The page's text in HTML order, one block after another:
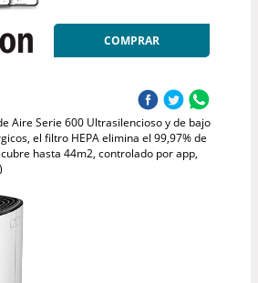
COMPRAR
Aire Serie 600 Ultrasilencioso y de bajo
el filtro HEPA elimina el 99,97% de
hasta 44m2, controlado por app,